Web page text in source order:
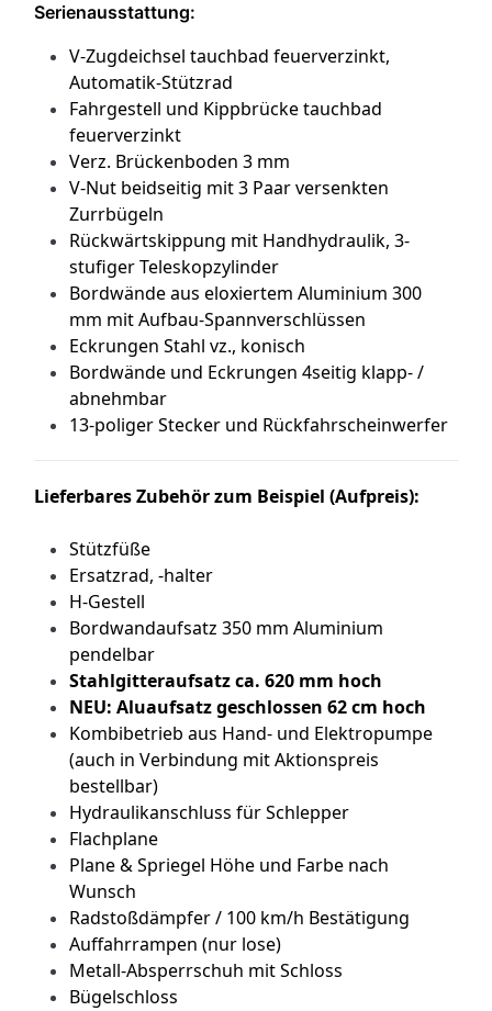
Serienausstattung:
V-Zugdeichsel tauchbad feuerverzinkt,
Automatik-Stützrad
Fahrgestell und Kippbrücke tauchbad
feuerverzinkt
Verz. Brückenboden 3 mm
V-Nut beidseitig mit 3 Paar versenkten
Zurrbügeln
Rückwärtskippung mit Handhydraulik, 3-
stufiger Teleskopzylinder
Bordwände aus eloxiertem Aluminium 300
mm mit Aufbau-Spannverschlüssen
Eckrungen Stahl vz., konisch
Bordwände und Eckrungen 4seitig klapp- /
abnehmbar
13-poliger Stecker und Rückfahrscheinwerfer
Lieferbares Zubehör zum Beispiel (Aufpreis):
Stützfüße
Ersatzrad, -halter
H-Gestell
Bordwandaufsatz 350 mm Aluminium
pendelbar
Stahlgitteraufsatz ca. 620 mm hoch
NEU: Aluaufsatz geschlossen 62 cm hoch
Kombibetrieb aus Hand- und Elektropumpe
(auch in Verbindung mit Aktionspreis
bestellbar)
Hydraulikanschluss für Schlepper
Flachplane
Plane & Spriegel Höhe und Farbe nach
Wunsch
Radstoßdämpfer / 100 km/h Bestätigung
Auffahrrampen (nur lose)
Metall-Absperrschuh mit Schloss
Bügelschloss